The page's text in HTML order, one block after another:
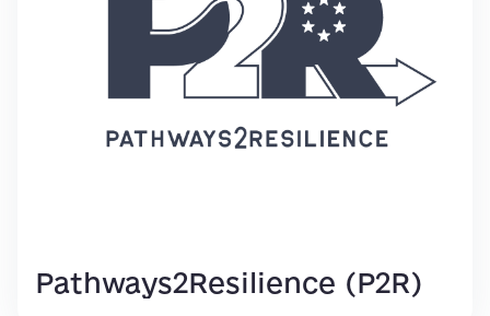
Pathways2Resilience (P2R)